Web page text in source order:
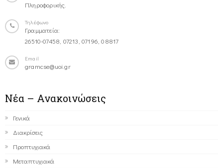
Πληροφορικής.
Τηλέφωνο
Γραμματεία:
26510-07458, 07213, 07196, 08817
Email
gramcse@uoi.gr
Νέα – Ανακοινώσεις
Γενικά
Διακρίσεις
Προπτυχιακά
Μεταπτυχιακά